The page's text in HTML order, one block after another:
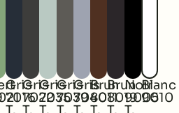
Gris
7016
T.
Gris
7022
T.
Gris
7035
T.
Gris
7039
T.
Gris
7040
T.
Brun
8011
T.
Brun
8019
T.
Noir
9005
T.
Blanc
9010